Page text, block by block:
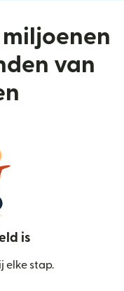
van
is
elke stap.